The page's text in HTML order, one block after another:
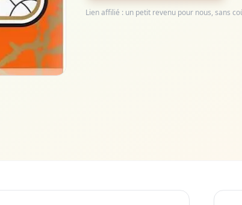
Lien affilié : un petit revenu pour nous, sans